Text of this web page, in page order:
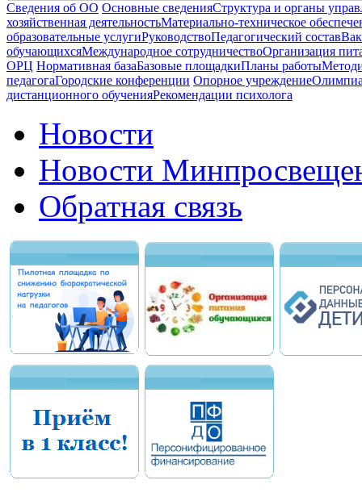
Сведения об ОО Основные сведенияСтруктура и органы
хозяйственная деятельностьМатериально-техническое
образовательные услугиРуководствоПедагогический состав
обучающихсяМеждународное сотрудничествоОрганизация
ОРЦ Нормативная базаБазовые площадкиПланы работы
педагогаГородские конференции Опорное учреждение
дистанционного обученияРекомендации психолога
Новости
Новости
Обратная связь